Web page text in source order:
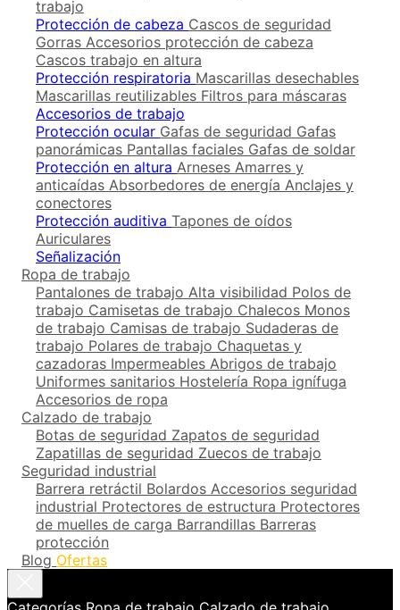
trabajo
Protección de cabeza Cascos de seguridad
Gorras Accesorios protección de cabeza
Cascos trabajo en altura
Protección respiratoria Mascarillas desechables
Mascarillas reutilizables Filtros para máscaras
Accesorios de trabajo
Protección ocular Gafas de seguridad Gafas
panorámicas Pantallas faciales Gafas de soldar
Protección en altura Arneses Amarres y
anticaídas Absorbedores de energía Anclajes y
conectores
Protección auditiva Tapones de oídos
Auriculares
Señalización
Ropa de trabajo
Pantalones de trabajo Alta visibilidad Polos de
trabajo Camisetas de trabajo Chalecos Monos
de trabajo Camisas de trabajo Sudaderas de
trabajo Polares de trabajo Chaquetas y
cazadoras Impermeables Abrigos de trabajo
Uniformes sanitarios Hostelería Ropa ignífuga
Accesorios de ropa
Calzado de trabajo
Botas de seguridad Zapatos de seguridad
Zapatillas de seguridad Zuecos de trabajo
Seguridad industrial
Barrera retráctil Bolardos Accesorios seguridad
industrial Protectores de estructura Protectores
de muelles de carga Barrandillas Barreras
protección
Blog Ofertas